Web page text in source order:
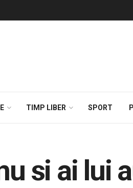
TIMP LIBER SPORT
si ai lui